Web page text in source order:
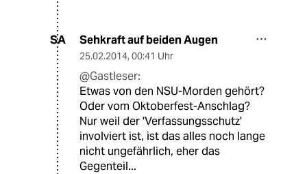
SA Sehkraft auf beiden Augen
25.02.2014, 00:41 Uhr
@Gastleser:
Etwas von den NSU-Morden gehört?
Oder vom Oktoberfest-Anschlag?
Nur weil der 'Verfassungsschutz'
involviert ist, ist das alles noch lange
nicht ungefährlich, eher das
Gegenteil...